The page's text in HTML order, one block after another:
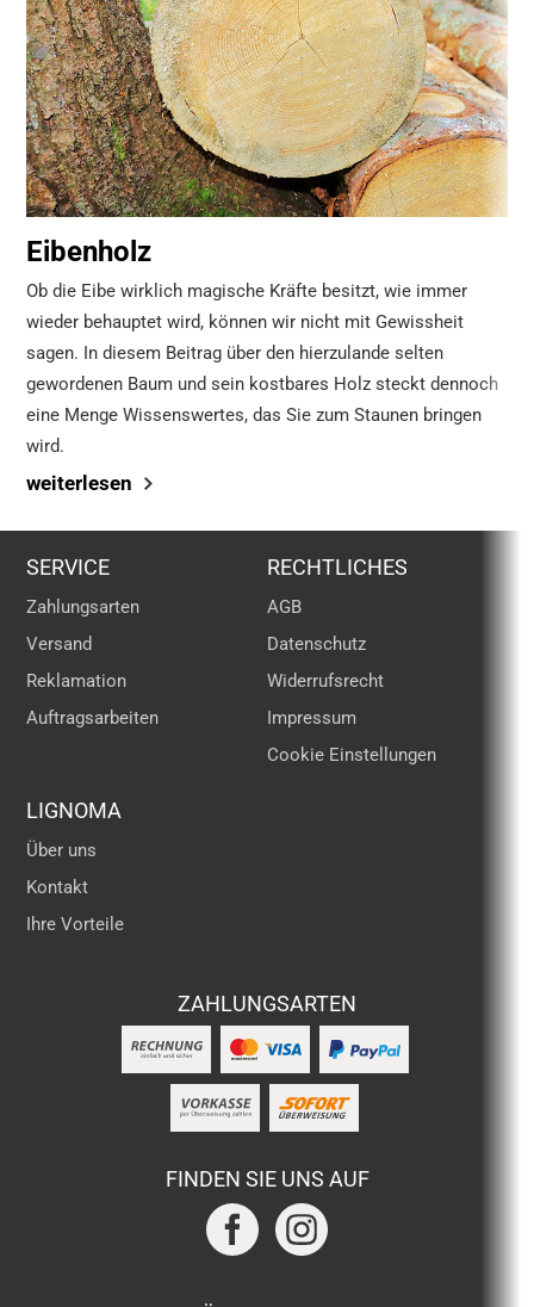
Eibenholz
Ob die Eibe wirklich magische Kräfte besitzt, wie immer
wieder behauptet wird, können wir nicht mit Gewissheit
sagen. In diesem Beitrag über den hierzulande selten
gewordenen Baum und sein kostbares Holz steckt dennoch
eine Menge Wissenswertes, das Sie zum Staunen bringen
wird.
weiterlesen
SERVICE
Zahlungsarten
Versand
Reklamation
Auftragsarbeiten
RECHTLICHES
AGB
Datenschutz
Widerrufsrecht
Impressum
Cookie Einstellungen
LIGNOMA
Über uns
Kontakt
Ihre Vorteile
ZAHLUNGSARTEN
FINDEN SIE UNS AUF